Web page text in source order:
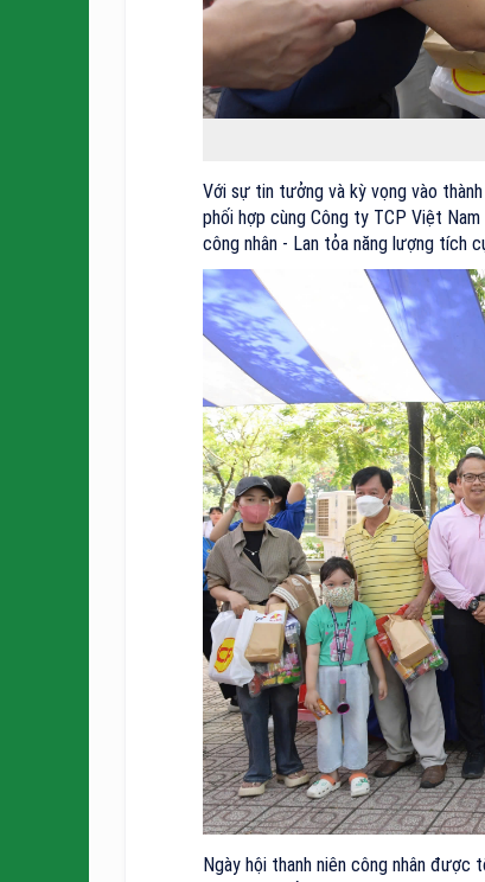
Với sự tin tưởng và kỳ vọng vào
phối hợp cùng Công ty TCP Việt
công nhân - Lan tỏa năng lượng tích
Ngày hội thanh niên công nhân